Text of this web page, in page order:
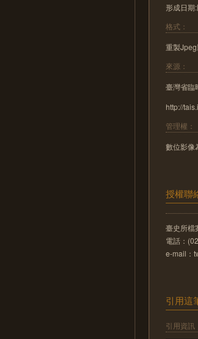
形成日
格式：
重製Jpeg
來源：
臺灣省臨
http://
管理權：
數位影像
授權聯
臺史所檔
電話：
e-mail：
引用這
引用資訊